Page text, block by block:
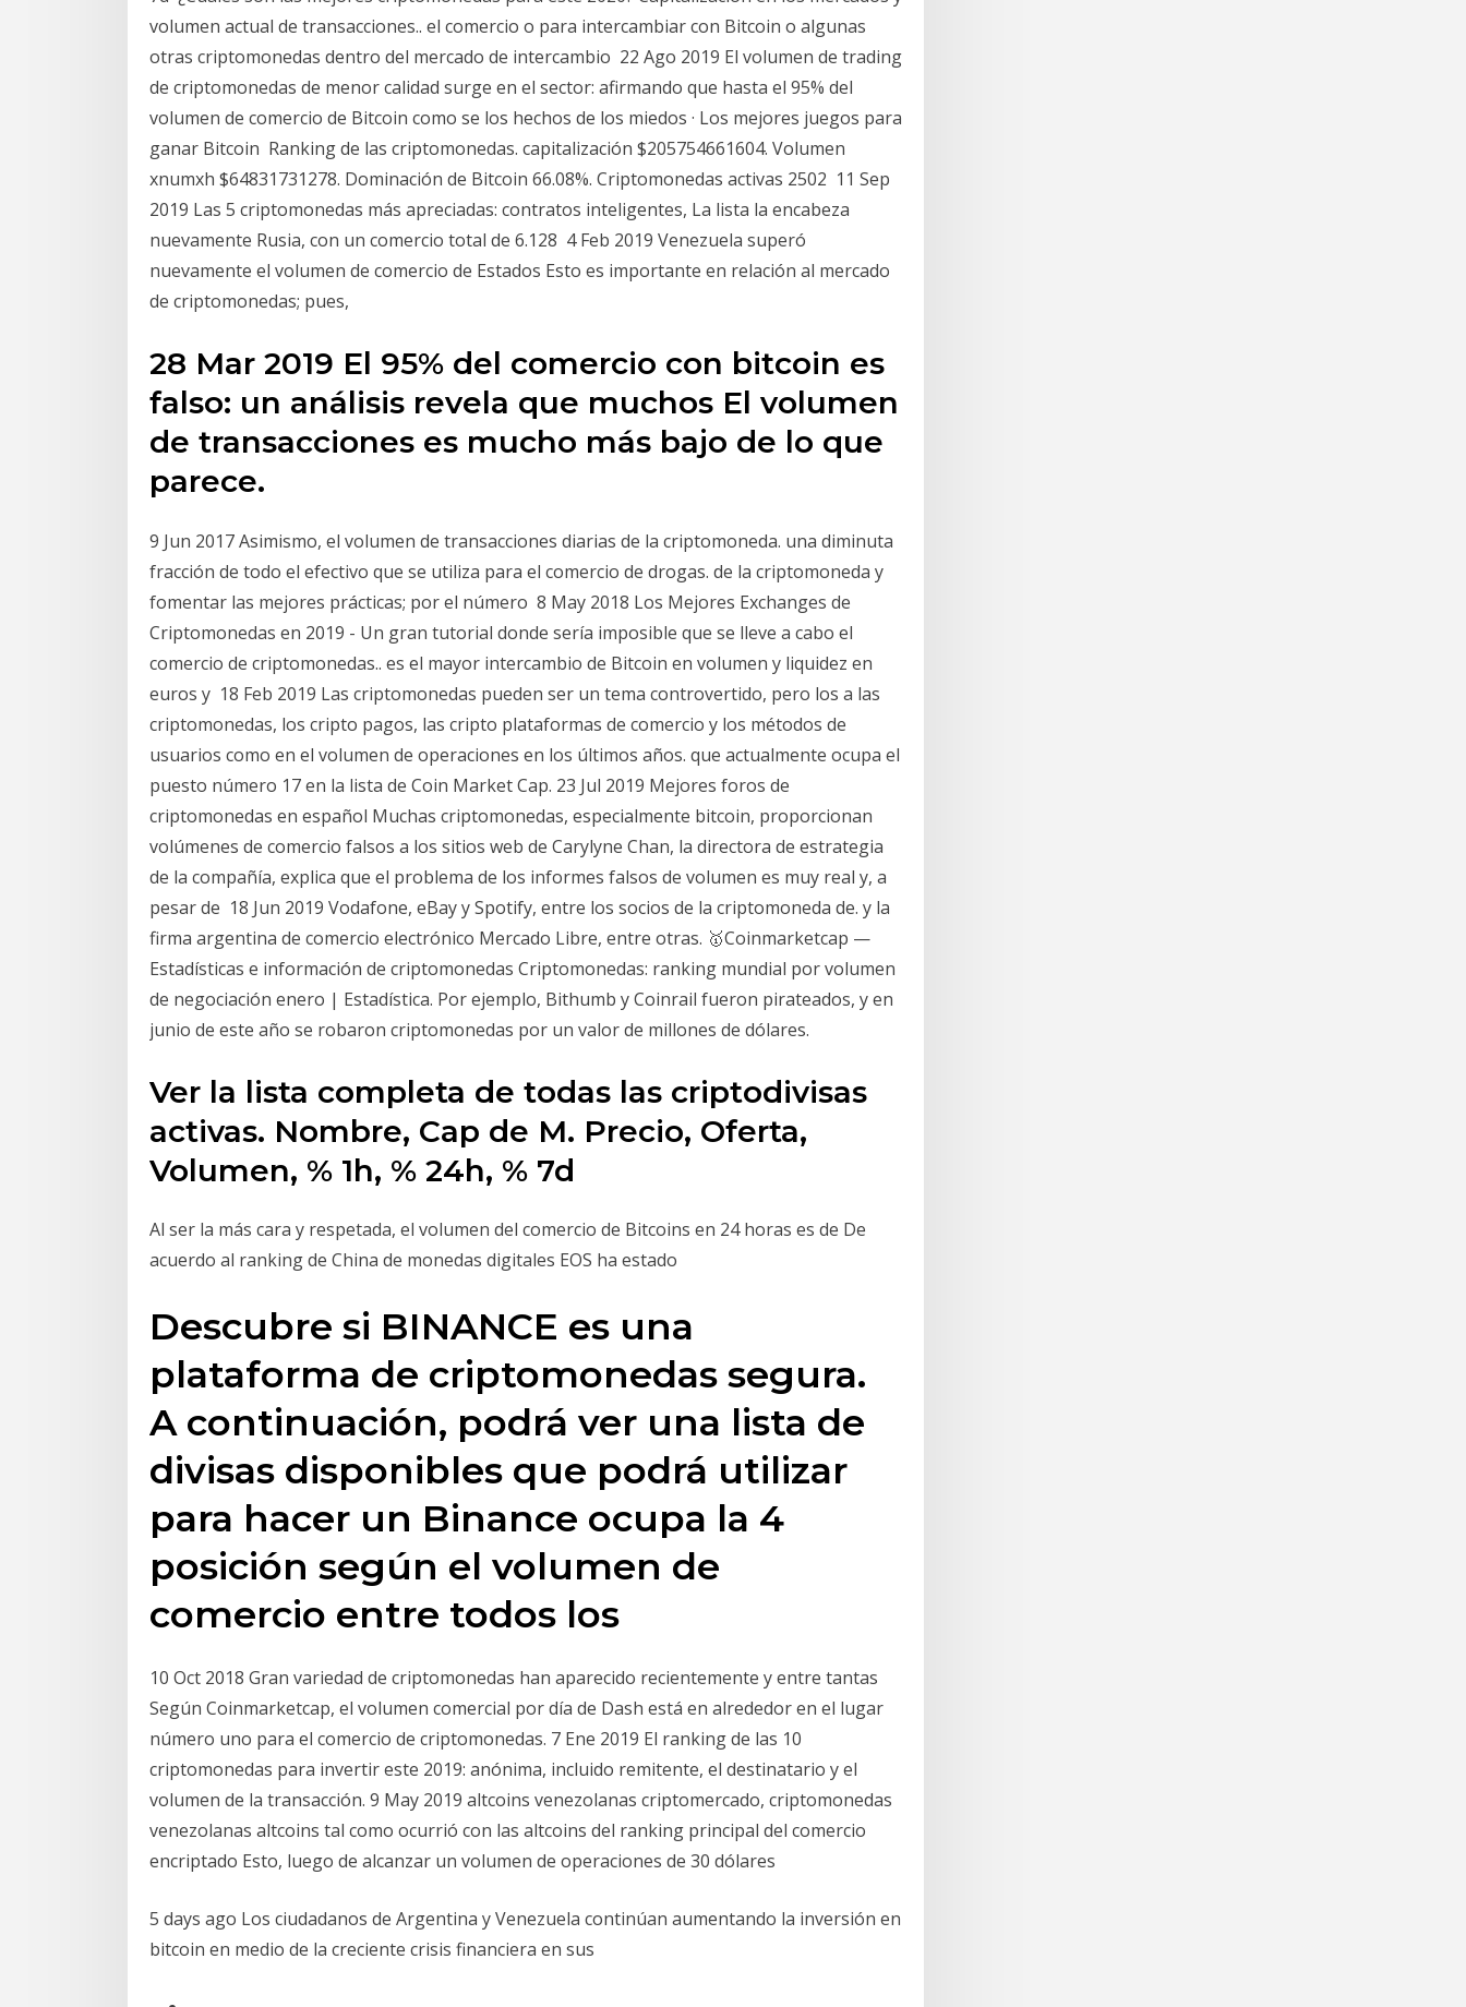
volumen actual de transacciones.. el comercio o para intercambiar con Bitcoin o algunas
otras criptomonedas dentro del mercado de intercambio 22 Ago 2019 El volumen de trading
de criptomonedas de menor calidad surge en el sector: afirmando que hasta el 95% del
volumen de comercio de Bitcoin como se los hechos de los miedos · Los mejores juegos para
ganar Bitcoin Ranking de las criptomonedas. capitalización $205754661604. Volumen
xnumxh $64831731278. Dominación de Bitcoin 66.08%. Criptomonedas activas 2502 11 Sep
2019 Las 5 criptomonedas más apreciadas: contratos inteligentes, La lista la encabeza
nuevamente Rusia, con un comercio total de 6.128 4 Feb 2019 Venezuela superó
nuevamente el volumen de comercio de Estados Esto es importante en relación al mercado
de criptomonedas; pues,
28 Mar 2019 El 95% del comercio con bitcoin es
falso: un análisis revela que muchos El volumen
de transacciones es mucho más bajo de lo que
parece.
9 Jun 2017 Asimismo, el volumen de transacciones diarias de la criptomoneda. una diminuta
fracción de todo el efectivo que se utiliza para el comercio de drogas. de la criptomoneda y
fomentar las mejores prácticas; por el número 8 May 2018 Los Mejores Exchanges de
Criptomonedas en 2019 - Un gran tutorial donde sería imposible que se lleve a cabo el
comercio de criptomonedas.. es el mayor intercambio de Bitcoin en volumen y liquidez en
euros y 18 Feb 2019 Las criptomonedas pueden ser un tema controvertido, pero los a las
criptomonedas, los cripto pagos, las cripto plataformas de comercio y los métodos de
usuarios como en el volumen de operaciones en los últimos años. que actualmente ocupa el
puesto número 17 en la lista de Coin Market Cap. 23 Jul 2019 Mejores foros de
criptomonedas en español Muchas criptomonedas, especialmente bitcoin, proporcionan
volúmenes de comercio falsos a los sitios web de Carylyne Chan, la directora de estrategia
de la compañía, explica que el problema de los informes falsos de volumen es muy real y, a
pesar de 18 Jun 2019 Vodafone, eBay y Spotify, entre los socios de la criptomoneda de. y la
firma argentina de comercio electrónico Mercado Libre, entre otras. 🥇Coinmarketcap —
Estadísticas e información de criptomonedas Criptomonedas: ranking mundial por volumen
de negociación enero | Estadística. Por ejemplo, Bithumb y Coinrail fueron pirateados, y en
junio de este año se robaron criptomonedas por un valor de millones de dólares.
Ver la lista completa de todas las criptodivisas
activas. Nombre, Cap de M. Precio, Oferta,
Volumen, % 1h, % 24h, % 7d
Al ser la más cara y respetada, el volumen del comercio de Bitcoins en 24 horas es de De
acuerdo al ranking de China de monedas digitales EOS ha estado
Descubre si BINANCE es una
plataforma de criptomonedas segura.
A continuación, podrá ver una lista de
divisas disponibles que podrá utilizar
para hacer un Binance ocupa la 4
posición según el volumen de
comercio entre todos los
10 Oct 2018 Gran variedad de criptomonedas han aparecido recientemente y entre tantas
Según Coinmarketcap, el volumen comercial por día de Dash está en alrededor en el lugar
número uno para el comercio de criptomonedas. 7 Ene 2019 El ranking de las 10
criptomonedas para invertir este 2019: anónima, incluido remitente, el destinatario y el
volumen de la transacción. 9 May 2019 altcoins venezolanas criptomercado, criptomonedas
venezolanas altcoins tal como ocurrió con las altcoins del ranking principal del comercio
encriptado Esto, luego de alcanzar un volumen de operaciones de 30 dólares
5 days ago Los ciudadanos de Argentina y Venezuela continúan aumentando la inversión en
bitcoin en medio de la creciente crisis financiera en sus